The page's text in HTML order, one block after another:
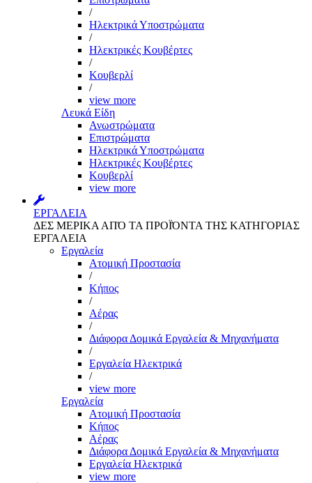
/
Ηλεκτρικά Υποστρώματα
/
Ηλεκτρικές Κουβέρτες
/
Κουβερλί
/
view more
Λευκά Είδη
Ανωστρώματα
Επιστρώματα
Ηλεκτρικά Υποστρώματα
Ηλεκτρικές Κουβέρτες
Κουβερλί
view more
ΕΡΓΑΛΕΙΑ
ΔΕΣ ΜΕΡΙΚΑ ΑΠΌ ΤΑ ΠΡΟΪΌΝΤΑ ΤΗΣ ΚΑΤΗΓΟΡΙΑΣ
ΕΡΓΑΛΕΙΑ
Εργαλεία
Aτομική Προστασία
/
Kήπος
/
Αέρας
/
Διάφορα Δομικά Εργαλεία & Μηχανήματα
/
Εργαλεία Ηλεκτρικά
/
view more
Εργαλεία
Aτομική Προστασία
Kήπος
Αέρας
Διάφορα Δομικά Εργαλεία & Μηχανήματα
Εργαλεία Ηλεκτρικά
view more